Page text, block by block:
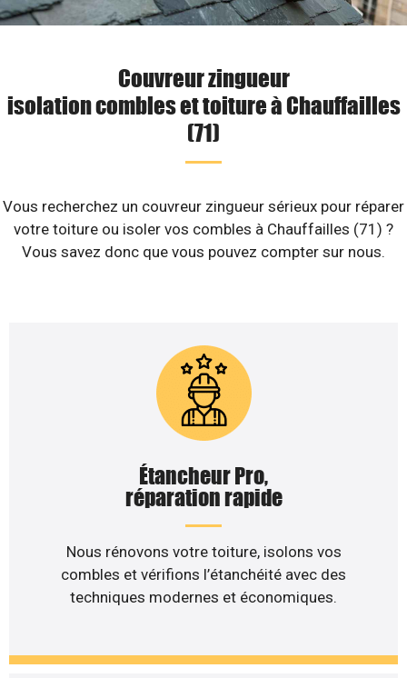
Couvreur zingueur
isolation combles et toiture à Chauffailles
(71)
Vous recherchez un couvreur zingueur sérieux pour réparer
votre toiture ou isoler vos combles à Chauffailles (71) ?
Vous savez donc que vous pouvez compter sur nous.
Étancheur Pro,
réparation rapide
Nous rénovons votre toiture, isolons vos
combles et vérifions l’étanchéité avec des
techniques modernes et économiques.